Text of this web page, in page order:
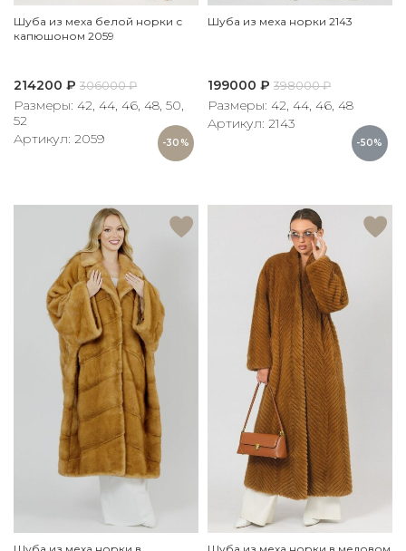
-30%
Шуба из меха белой норки с
капюшоном 2059
214200 ₽ 306000₽
Размеры: 42, 44, 46, 48, 50,
52
Артикул: 2059
-50%
Шуба из меха норки 2143
199000 ₽ 398000₽
Размеры: 42, 44, 46, 48
Артикул: 2143